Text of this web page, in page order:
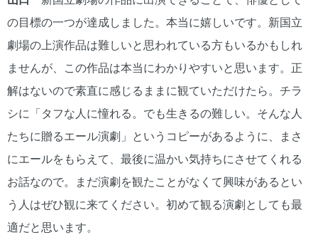
の目標の一つが達成しました。本当に嬉しいです。新国立
劇場の上演作品は難しいと思われている方もいるかもしれ
ませんが、この作品は本当にわかりやすいと思います。正
解はないので素直に感じるままに観ていただけたら。チラ
シに「タフな人に憧れる。でも生きるの難しい。そんな人
たちに贈るエール演劇」というコピーがあるように、まさ
にエールをもらえて、最後に温かい気持ちにさせてくれる
お話なので。まだ演劇を観たことがなくて興味があるとい
う人はぜひ観に来てください。初めて観る演劇としても最
適だと思います。